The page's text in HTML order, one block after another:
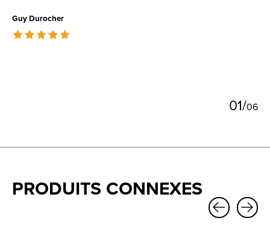
Guy Durocher
The rating of this product is
01/06
PRODUITS CONNEXES